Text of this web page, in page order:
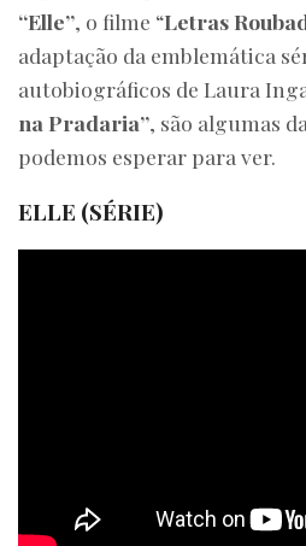
“Elle”, o filme “Letras
adaptação da emblemática
autobiográficos de Laura
na Pradaria”, são algumas
podemos esperar para ver.
ELLE (SÉRIE)